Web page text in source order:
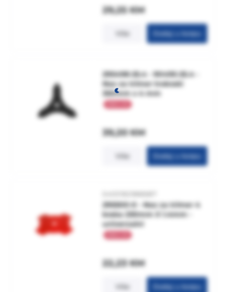
29,25KM
Više Dodaj u korpu
295498-25.4 - 90495-25.4 -
Noz za trimer trokraki
350mm x 4 mm
39,20KM
Više Dodaj u korpu
295500-0 - Noz za trimer 4
kraka 230mm X 1.4mm -
univerzalni
22,23KM
Više Dodaj u korpu